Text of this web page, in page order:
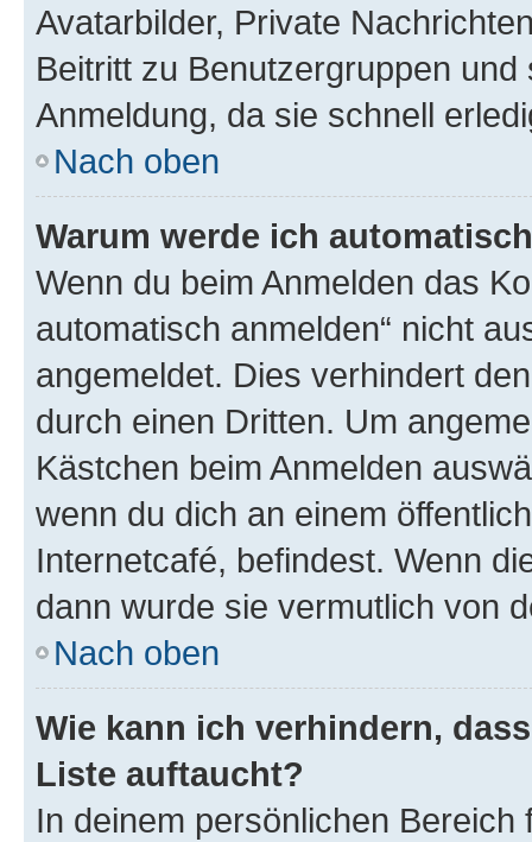
Avatarbilder, Private
Beitritt zu Benutzergruppen
Anmeldung, da sie schnell
Nach oben
Warum werde ich
Wenn du beim Anmelden das
automatisch anmelden“ nicht
angemeldet. Dies verhindert
durch einen Dritten. Um
Kästchen beim Anmelden
wenn du dich an einem
Internetcafé, befindest. Wenn
dann wurde sie vermutlich von
Nach oben
Wie kann ich verhindern,
Liste auftaucht?
In deinem persönlichen